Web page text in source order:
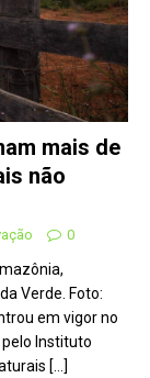
mais de
não
0
Verde. Foto:
em vigor no
Instituto
[…]